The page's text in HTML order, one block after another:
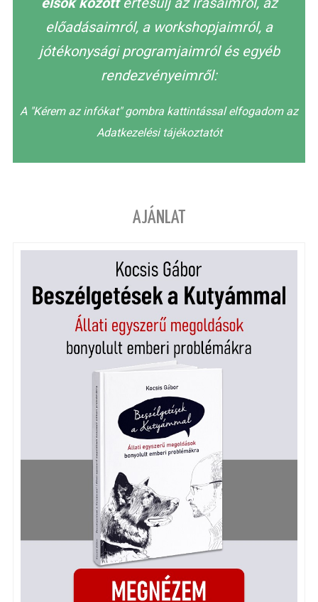
előadásaimról, a workshopjaimról, a
jótékonysági programjaimról és egyéb
rendezvényeimről:
A "Kérem az infókat" gombra kattintással elfogadom az
Adatkezelési tájékoztatót
AJÁNLAT